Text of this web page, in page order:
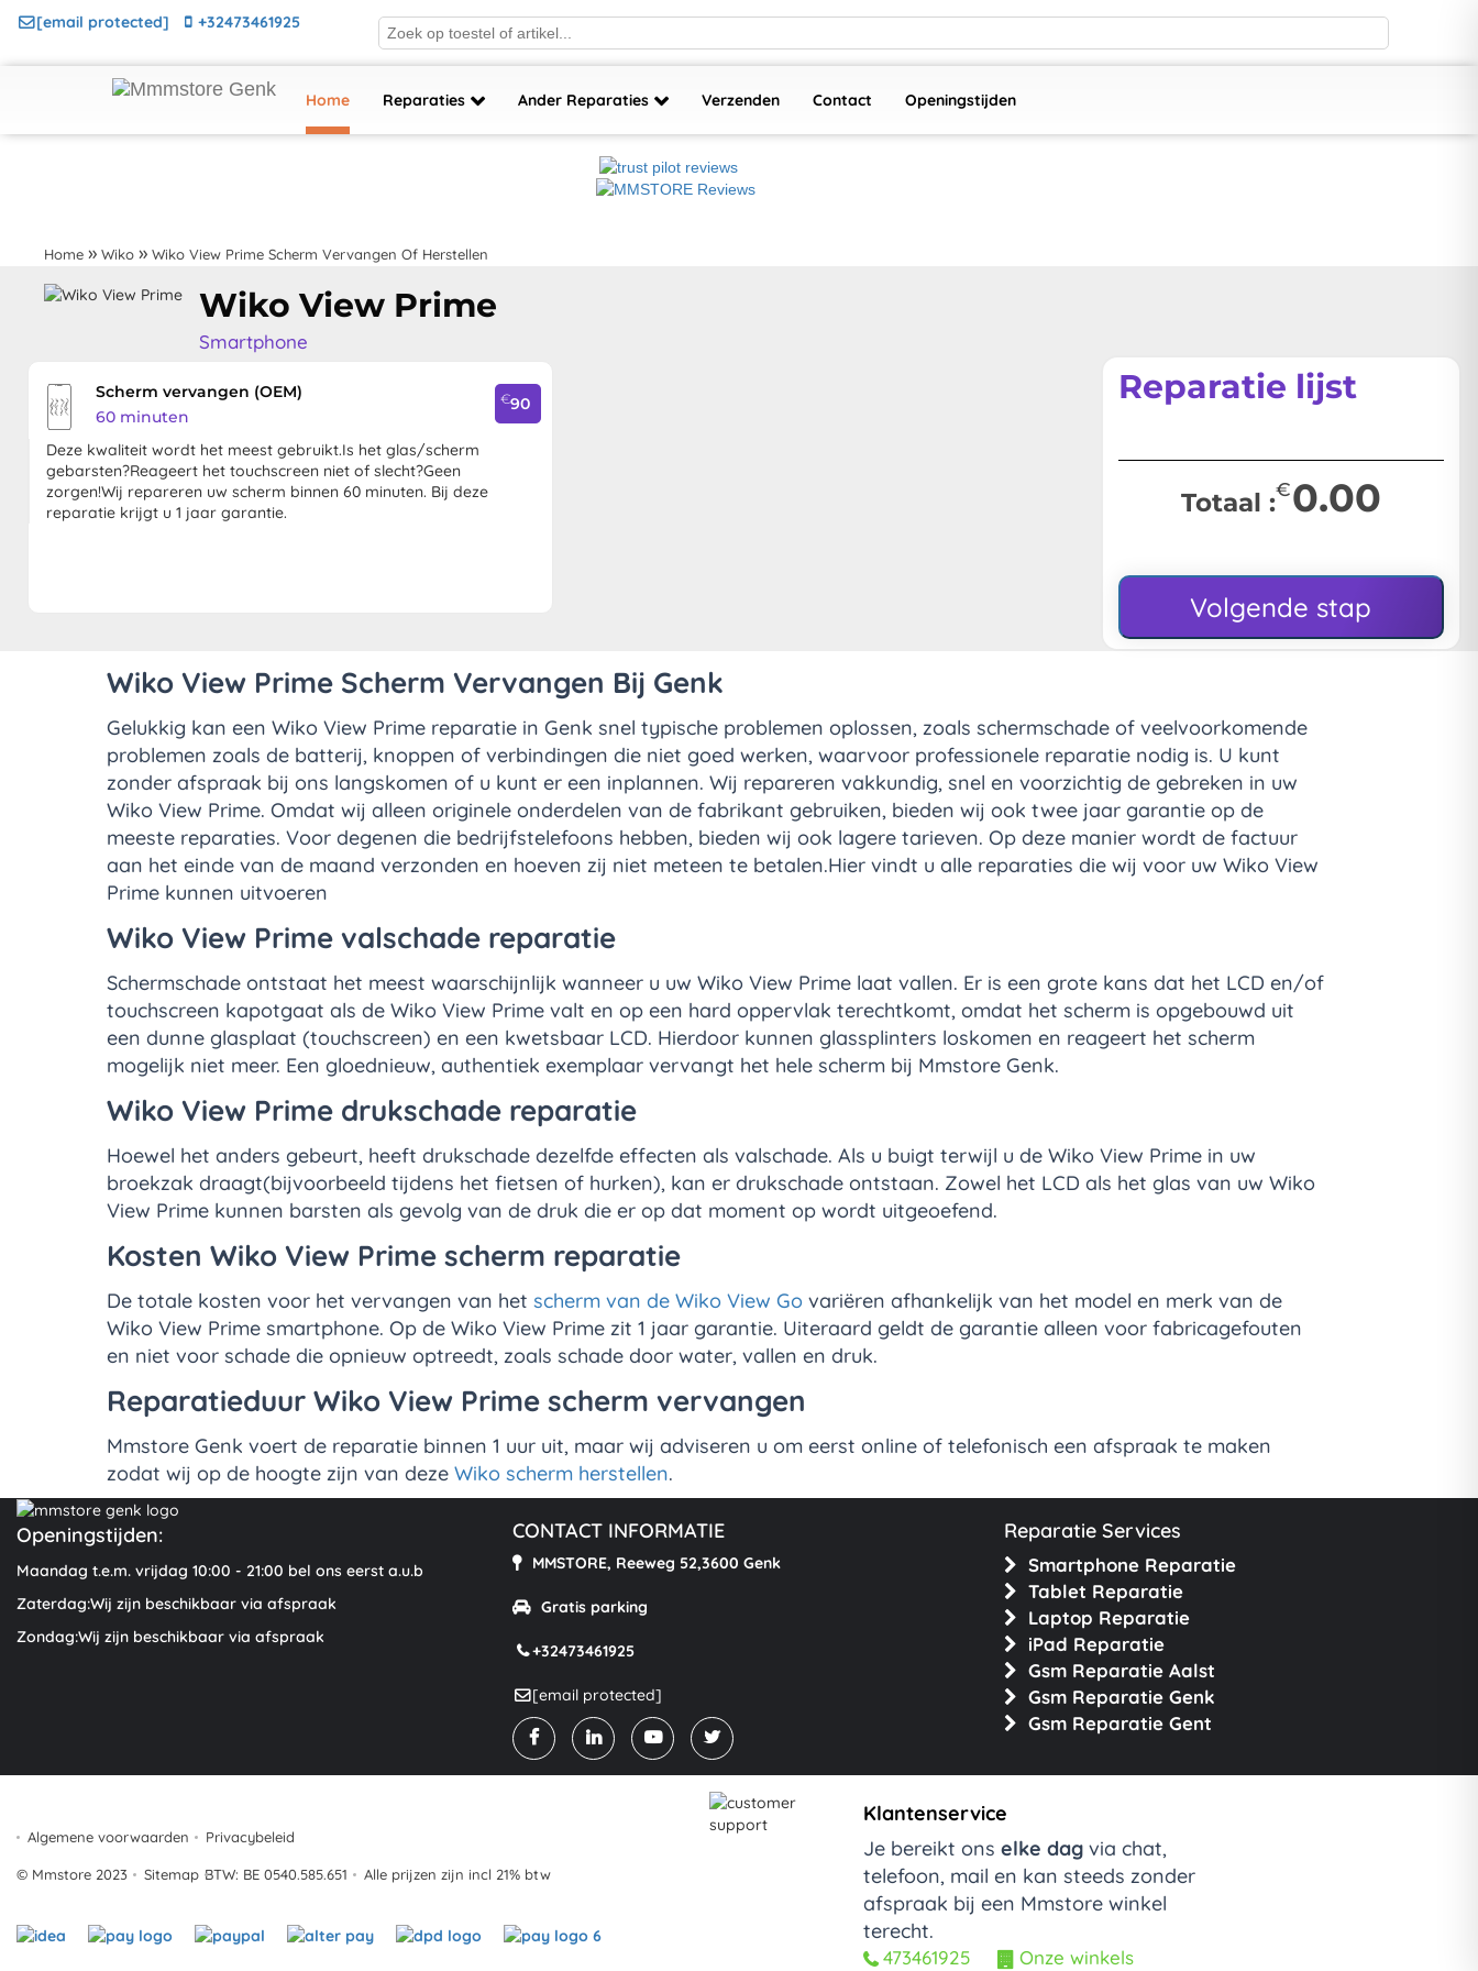
[email protected] +32473461925
Home Reparaties Ander Reparaties Verzenden Contact Openingstijden
Home Wiko Wiko View Prime Scherm Vervangen Of Herstellen
Wiko View Prime
Smartphone
Scherm vervangen (OEM)
60 minuten
€90
Deze kwaliteit wordt het meest gebruikt.Is het glas/scherm
gebarsten?Reageert het touchscreen niet of slecht?Geen
zorgen!Wij repareren uw scherm binnen 60 minuten. Bij deze
reparatie krijgt u 1 jaar garantie.
Reparatie lijst
Totaal :€0.00
Volgende stap
Wiko View Prime Scherm Vervangen Bij Genk
Gelukkig kan een Wiko View Prime reparatie in Genk snel typische problemen oplossen, zoals schermschade of veelvoorkomende
problemen zoals de batterij, knoppen of verbindingen die niet goed werken, waarvoor professionele reparatie nodig is. U kunt
zonder afspraak bij ons langskomen of u kunt er een inplannen. Wij repareren vakkundig, snel en voorzichtig de gebreken in uw
Wiko View Prime. Omdat wij alleen originele onderdelen van de fabrikant gebruiken, bieden wij ook twee jaar garantie op de
meeste reparaties. Voor degenen die bedrijfstelefoons hebben, bieden wij ook lagere tarieven. Op deze manier wordt de factuur
aan het einde van de maand verzonden en hoeven zij niet meteen te betalen.Hier vindt u alle reparaties die wij voor uw Wiko View
Prime kunnen uitvoeren
Wiko View Prime valschade reparatie
Schermschade ontstaat het meest waarschijnlijk wanneer u uw Wiko View Prime laat vallen. Er is een grote kans dat het LCD en/of
touchscreen kapotgaat als de Wiko View Prime valt en op een hard oppervlak terechtkomt, omdat het scherm is opgebouwd uit
een dunne glasplaat (touchscreen) en een kwetsbaar LCD. Hierdoor kunnen glassplinters loskomen en reageert het scherm
mogelijk niet meer. Een gloednieuw, authentiek exemplaar vervangt het hele scherm bij Mmstore Genk.
Wiko View Prime drukschade reparatie
Hoewel het anders gebeurt, heeft drukschade dezelfde effecten als valschade. Als u buigt terwijl u de Wiko View Prime in uw
broekzak draagt(bijvoorbeeld tijdens het fietsen of hurken), kan er drukschade ontstaan. Zowel het LCD als het glas van uw Wiko
View Prime kunnen barsten als gevolg van de druk die er op dat moment op wordt uitgeoefend.
Kosten Wiko View Prime scherm reparatie
De totale kosten voor het vervangen van het scherm van de Wiko View Go variëren afhankelijk van het model en merk van de
Wiko View Prime smartphone. Op de Wiko View Prime zit 1 jaar garantie. Uiteraard geldt de garantie alleen voor fabricagefouten
en niet voor schade die opnieuw optreedt, zoals schade door water, vallen en druk.
Reparatieduur Wiko View Prime scherm vervangen
Mmstore Genk voert de reparatie binnen 1 uur uit, maar wij adviseren u om eerst online of telefonisch een afspraak te maken
zodat wij op de hoogte zijn van deze Wiko scherm herstellen.
Openingstijden:
Maandag t.e.m. vrijdag 10:00 - 21:00 bel ons eerst a.u.b
Zaterdag:Wij zijn beschikbaar via afspraak
Zondag:Wij zijn beschikbaar via afspraak
CONTACT INFORMATIE
MMSTORE, Reeweg 52,3600 Genk
Gratis parking
+32473461925
[email protected]
Reparatie Services
Smartphone Reparatie
Tablet Reparatie
Laptop Reparatie
iPad Reparatie
Gsm Reparatie Aalst
Gsm Reparatie Genk
Gsm Reparatie Gent
Algemene voorwaarden Privacybeleid
© Mmstore 2023 Sitemap BTW: BE 0540.585.651 Alle prijzen zijn incl 21% btw
Klantenservice
Je bereikt ons elke dagvia chat,
telefoon, mail en kan steeds zonder
afspraak bij een Mmstore winkel
terecht.
473461925 Onze winkels